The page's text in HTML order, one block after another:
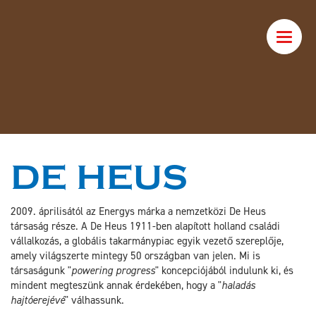
Toggle
DE HEUS
2009. áprilisától az Energys márka a nemzetközi De Heus
társaság része. A De Heus 1911-ben alapított holland családi
vállalkozás, a globális takarmánypiac egyik vezető szereplője,
amely világszerte mintegy 50 országban van jelen. Mi is
társaságunk "powering progress" koncepciójából indulunk ki, és
mindent megteszünk annak érdekében, hogy a "haladás
hajtóerejévé" válhassunk.